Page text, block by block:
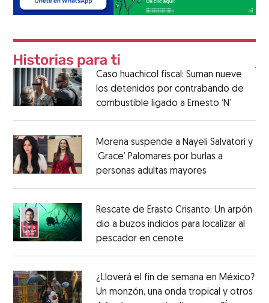
Caso huachicol fiscal: Suman nueve
los detenidos por contrabando de
combustible ligado a Ernesto ‘N’
Morena suspende a Nayeli Salvatori y
‘Grace’ Palomares por burlas a
personas adultas mayores
Rescate de Erasto Crisanto: Un arpón
dio a buzos indicios para localizar al
pescador en cenote
¿Lloverá el fin de semana en México?
Un monzón, una onda tropical y otros